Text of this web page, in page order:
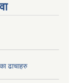
ढाचाहरु